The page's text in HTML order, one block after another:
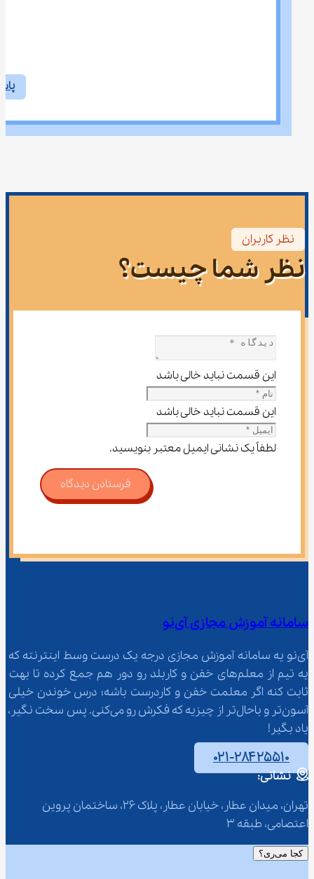
نظر کاربران
نظر شما چیست؟
این قسمت نباید خالی باشد
این قسمت نباید خالی باشد
لطفاً یک نشانی ایمیل معتبر بنویسید.
فرستادن دیدگاه
سامانه آموزش مجازی آی‌نو
آی‌نو یه سامانه آموزش مجازی درجه یک درست وسط اینترنته که
یه تیم از معلم‌‌های خفن و کاربلد رو دور هم جمع کرده تا بهت
ثابت کنه اگر معلمت خفن و کاردرست باشه؛ درس خوندن خیلی
آسون‌تر و باحال‌تر از چیزیه که فکرش رو می‌کنی. پس سخت نگیر،
یاد بگیر!
۰۲۱-۲۸۴۲۵۵۱۰
نشانی:
تهران، میدان عطار، خیابان عطار، پلاک 26، ساختمان پروین
اعتصامی، طبقه 3
کجا می‌ری؟